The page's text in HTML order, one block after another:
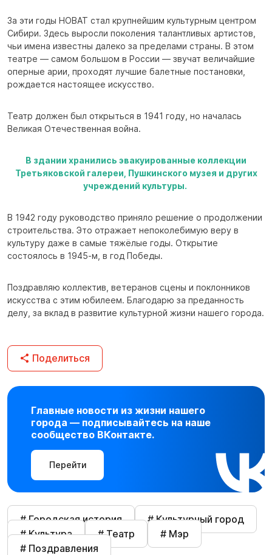
За эти годы НОВАТ стал крупнейшим культурным центром
Сибири. Здесь выросли поколения талантливых артистов,
чьи имена известны далеко за пределами страны. В этом
театре — самом большом в России — звучат величайшие
оперные арии, проходят лучшие балетные постановки,
рождается настоящее искусство.
Театр должен был открыться в 1941 году, но началась
Великая Отечественная война.
В здании хранились эвакуированные коллекции
Третьяковской галереи, Пушкинского музея и других
учреждений культуры. ⁠
В 1942 году руководство приняло решение о продолжении
строительства. Это отражает непоколебимую веру в
культуру даже в самые тяжёлые годы. Открытие
состоялось в 1945-м, в год Победы.
Поздравляю коллектив, ветеранов сцены и поклонников
искусства с этим юбилеем. Благодарю за преданность
делу, за вклад в развитие культурной жизни нашего города.
Поделиться
Главные новости из жизни нашего
города — подписывайтесь на наше
сообщество ВКонтакте.
Перейти
# Городская история
# Культурный город
# Культура
# Театр
# Мэр
# Поздравления